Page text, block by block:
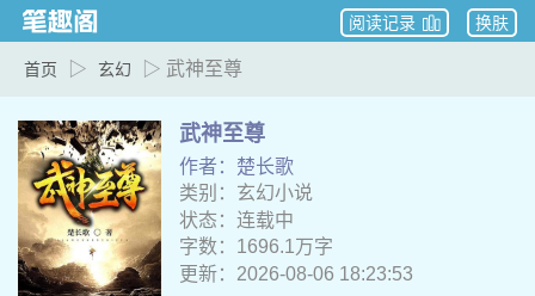
换肤
阅读记录
首页 ▷ 玄幻 ▷ 武神至尊
武神至尊
作者：楚长歌
类别：玄幻小说
状态：连载中
字数：1696.1万字
更新：2026-08-06 18:23:53